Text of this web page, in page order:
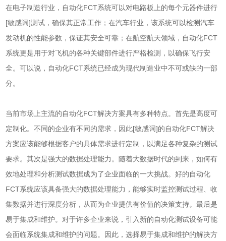
在电子制造行业，自动化FCT系统可以对电路板上的每个元器件进行
[敏感词]测试，确保其正常工作；在汽车行业，该系统可以检测汽车
发动机的性能参数，保证其安全可靠；在航空航天领域，自动化FCT
系统更是用于对飞机的各种关键部件进行严格检测，以确保飞行安
全。可以说，自动化FCT系统已经成为现代制造业中不可或缺的一部
分。
当前市场上主流的自动化FCT解决方案具有多种特点。首先是高度可
定制化。不同的企业有不同的需求，因此[敏感词]的自动化FCT解决
方案应该能够根据客户的具体需求进行定制，以满足各种复杂的测试
要求。其次是强大的数据处理能力。随着大数据时代的到来，如何有
效地处理和分析测试数据成为了企业面临的一大挑战。好的自动化
FCT系统应该具备强大的数据处理能力，能够实时监控测试过程、收
集数据并进行深度分析，从而为企业提供有价值的决策支持。最后是
易于集成和维护。对于许多企业来说，引入新的自动化测试设备可能
会面临系统集成和维护的问题。因此，选择易于集成和维护的解决方